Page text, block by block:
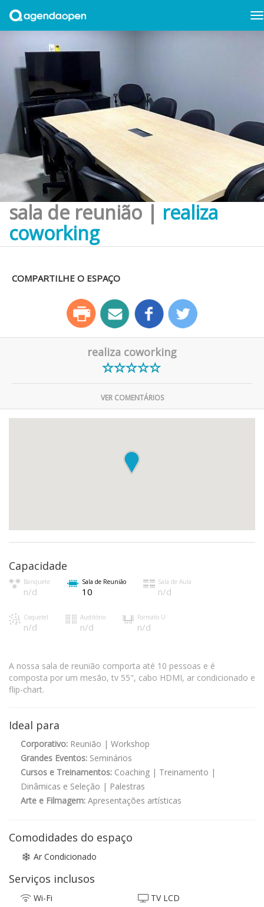
sala de reunião | realiza
coworking
COMPARTILHE O ESPAÇO
realiza coworking
VER COMENTÁRIOS
Capacidade
Banquete
n/d
Sala de Reunião
10
Sala de Aula
n/d
Coquetel
n/d
Auditório
n/d
Formato U
n/d
A nossa sala de reunião comporta até 10 pessoas e é
composta por um mesão, tv 55", cabo HDMI, ar condicionado e
flip-chart.
Ideal para
Corporativo: Reunião | Workshop
Grandes Eventos: Seminários
Cursos e Treinamentos: Coaching | Treinamento |
Dinâmicas e Seleção | Palestras
Arte e Filmagem: Apresentações artísticas
Comodidades do espaço
Ar Condicionado
Serviços inclusos
Wi-Fi
TV LCD